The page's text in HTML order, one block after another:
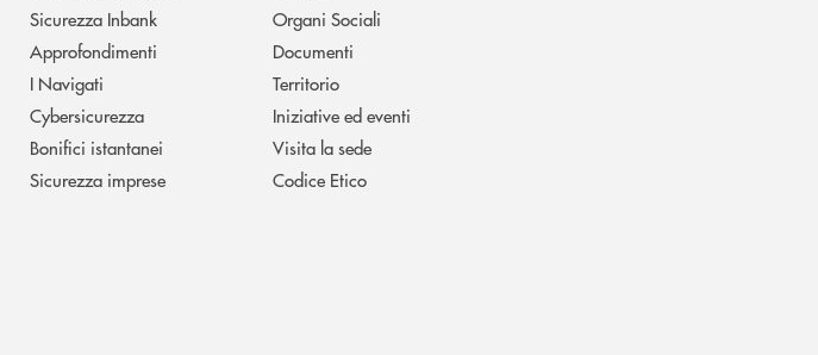
Sicurezza Inbank
Approfondimenti
I Navigati
Cybersicurezza
Bonifici istantanei
Sicurezza imprese
Organi Sociali
Documenti
Territorio
Iniziative ed eventi
Visita la sede
Codice Etico